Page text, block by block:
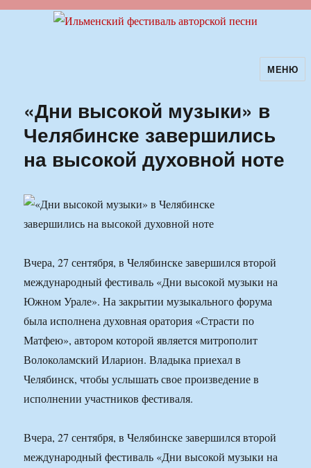
Ильменский фестиваль авторскойМЕНЮ
«Дни высокой музыки» в
Челябинске завершились
на высокой духовной ноте
Вчера, 27 сентября, в Челябинске завершился второй
международный фестиваль «Дни высокой музыки на
Южном Урале». На закрытии музыкального форума
была исполнена духовная оратория «Страсти по
Матфею», автором которой является митрополит
Волоколамский Иларион. Владыка приехал в
Челябинск, чтобы услышать свое произведение в
исполнении участников фестиваля.
Вчера, 27 сентября, в Челябинске завершился второй
международный фестиваль «Дни высокой музыки на